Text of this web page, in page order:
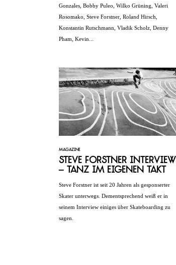
Gonzales, Bobby Puleo, Wilko Grüning, Valeri
Rosomako, Steve Forstner, Roland Hirsch,
Konstantin Rutschmann, Vladik Scholz, Denny
Pham, Kevin...
MAGAZINE
Steve Forstner Interview
– Tanz im eigenen Takt
Steve Forstner ist seit 20 Jahren als gesponserter
Skater unterwegs. Dementsprechend weiß er in
seinem Interview einiges über Skateboarding zu
sagen.